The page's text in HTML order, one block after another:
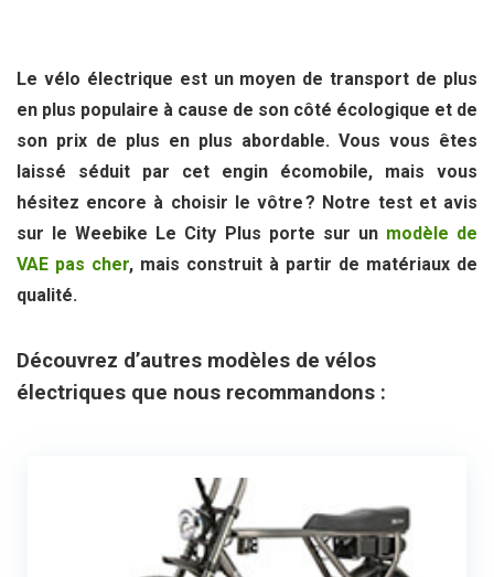
Le vélo électrique est un moyen de transport de plus
en plus populaire à cause de son côté écologique et de
son prix de plus en plus abordable. Vous vous êtes
laissé séduit par cet engin écomobile, mais vous
hésitez encore à choisir le vôtre ? Notre test et avis
sur le Weebike Le City Plus porte sur un modèle de
VAE pas cher, mais construit à partir de matériaux de
qualité.
Découvrez d’autres modèles de vélos
électriques que nous recommandons :